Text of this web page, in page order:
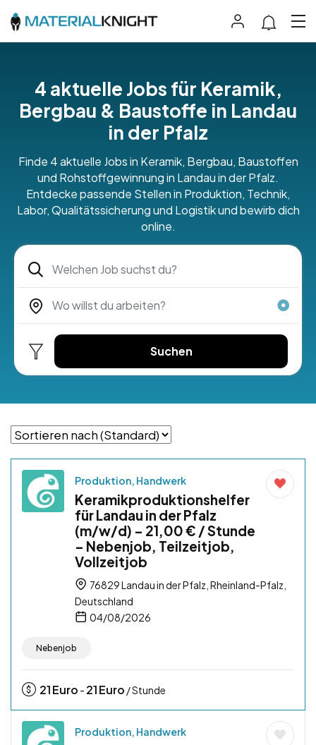
4 aktuelle Jobs für Keramik,
Bergbau & Baustoffe in Landau
in der Pfalz
Finde 4 aktuelle Jobs in Keramik, Bergbau, Baustoffen
und Rohstoffgewinnung in Landau in der Pfalz.
Entdecke passende Stellen in Produktion, Technik,
Labor, Qualitätssicherung und Logistik und bewirb dich
online.
Suchen
Produktion, Handwerk
Keramikproduktionshelfer
für Landau in der Pfalz
(m/w/d) – 21,00 € / Stunde
– Nebenjob, Teilzeitjob,
Vollzeitjob
76829 Landau in der Pfalz, Rheinland-Pfalz,
Deutschland
04/08/2026
Nebenjob
21Euro - 21Euro / Stunde
Produktion, Handwerk